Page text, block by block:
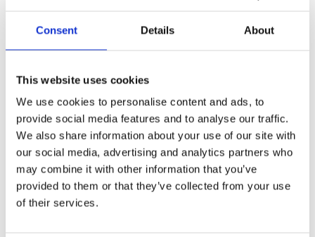
Consent Details About
This website uses cookies
We use cookies to personalise content and ads, to
provide social media features and to analyse our traffic.
We also share information about your use of our site with
our social media, advertising and analytics partners who
may combine it with other information that you’ve
provided to them or that they’ve collected from your use
of their services.
Dela med dig
F
a
e
b
o
k
Omdömen
Du